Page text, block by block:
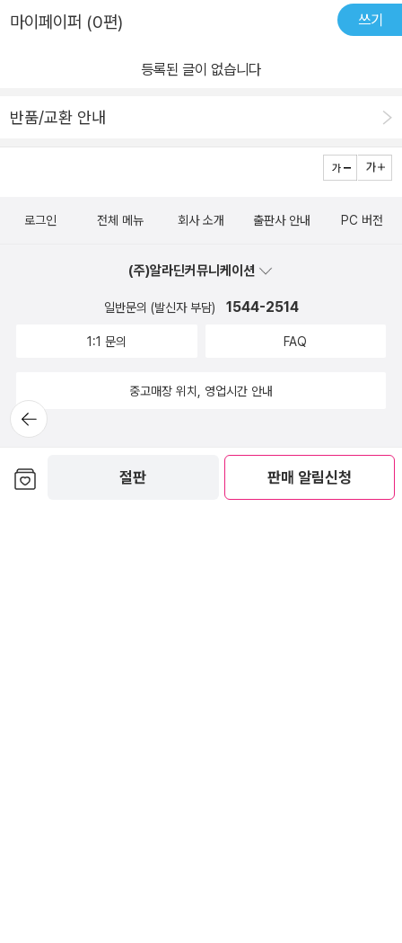
절판 판매 알림신청
마이페이퍼 (0편) 쓰기
등록된 글이 없습니다
반품/교환 안내
뒤로가
기
로그인 전체 메뉴 회사 소개 출판사 안내 PC 버전
(주)알라딘커뮤니케이션
일반문의 (발신자 부담) 1544-2514
1:1 문의 FAQ
중고매장 위치, 영업시간 안내